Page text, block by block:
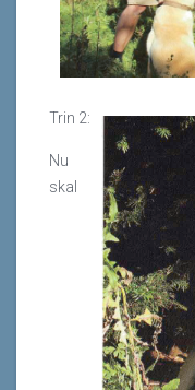
Trin 2:
Nu
skal